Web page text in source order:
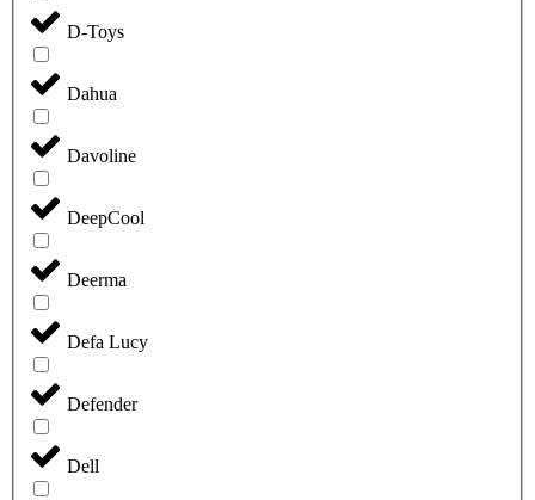
D-Toys
Dahua
Davoline
DeepCool
Deerma
Defa Lucy
Defender
Dell